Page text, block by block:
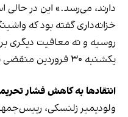
دارند، می‌رسد.» این در حالی
روسیه و نه معافیت دیگری
یکشنبه ۳۰ فروردین منقضی شود، تمدید نخواهد کرد.»
انتقادها به کاهش فشار
ولودیمیر زلنسکی،